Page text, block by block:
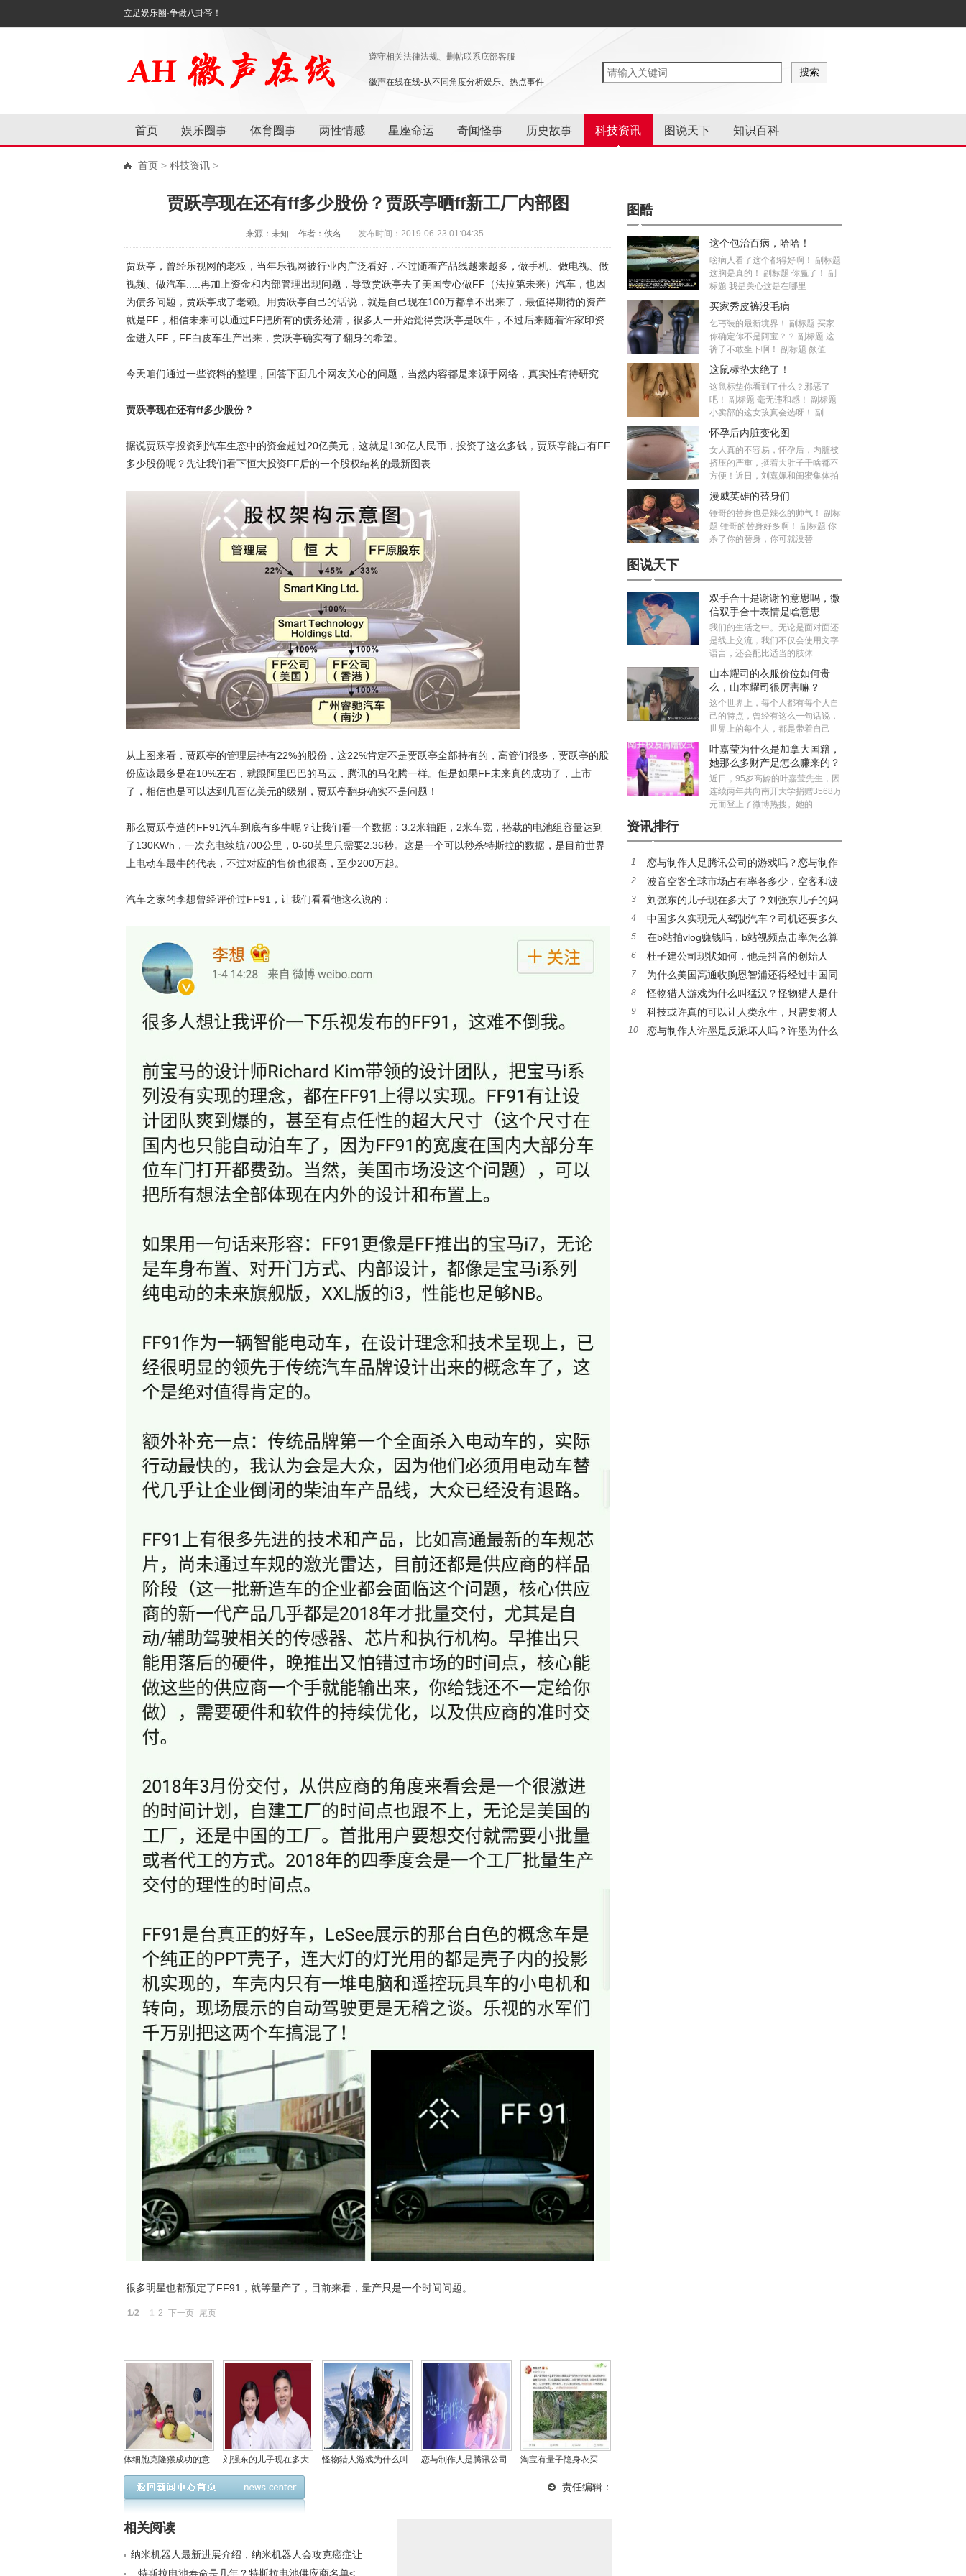
立足娱乐圈·争做八卦帝！
遵守相关法律法规、删帖联系底部客服
徽声在线在线-从不同角度分析娱乐、热点事件
首页 娱乐圈事 体育圈事 两性情感 星座命运 奇闻怪事 历史故事 科技资讯 图说天下 知识百科
首页 > 科技资讯 >
贾跃亭现在还有ff多少股份？贾跃亭晒ff新工厂内部图
来源：未知 作者：佚名 发布时间：2019-06-23 01:04:35
贾跃亭，曾经乐视网的老板，当年乐视网被行业内广泛看好，不过随着产品线越来越多，做手机、做电视、做
视频、做汽车.....再加上资金和内部管理出现问题，导致贾跃亭去了美国专心做FF（法拉第未来）汽车，也因
为债务问题，贾跃亭成了老赖。用贾跃亭自己的话说，就是自己现在100万都拿不出来了，最值得期待的资产
就是FF，相信未来可以通过FF把所有的债务还清，很多人一开始觉得贾跃亭是吹牛，不过后来随着许家印资
金进入FF，FF白皮车生产出来，贾跃亭确实有了翻身的希望。
今天咱们通过一些资料的整理，回答下面几个网友关心的问题，当然内容都是来源于网络，真实性有待研究
贾跃亭现在还有ff多少股份？
据说贾跃亭投资到汽车生态中的资金超过20亿美元，这就是130亿人民币，投资了这么多钱，贾跃亭能占有FF
多少股份呢？先让我们看下恒大投资FF后的一个股权结构的最新图表
从上图来看，贾跃亭的管理层持有22%的股份，这22%肯定不是贾跃亭全部持有的，高管们很多，贾跃亭的股
份应该最多是在10%左右，就跟阿里巴巴的马云，腾讯的马化腾一样。但是如果FF未来真的成功了，上市
了，相信也是可以达到几百亿美元的级别，贾跃亭翻身确实不是问题！
那么贾跃亭造的FF91汽车到底有多牛呢？让我们看一个数据：3.2米轴距，2米车宽，搭载的电池组容量达到
了130KWh，一次充电续航700公里，0-60英里只需要2.36秒。这是一个可以秒杀特斯拉的数据，是目前世界
上电动车最牛的代表，不过对应的售价也很高，至少200万起。
汽车之家的李想曾经评价过FF91，让我们看看他这么说的：
很多明星也都预定了FF91，就等量产了，目前来看，量产只是一个时间问题。
1/2 1 2 下一页 尾页
体细胞克隆猴成功的意
义解读，将大大提高药
物研制效率
刘强东的儿子现在多大
了？刘强东儿子的妈妈
怪物猎人游戏为什么叫
恋与制作人是腾讯公司
淘宝有量子隐身衣买
责任编辑：
相关阅读
纳米机器人最新进展介绍，纳米机器人会攻克癌症让
人长生不老？< /a>
特斯拉电池寿命是几年？特斯拉电池供应商名单<
图酷
这个包治百病，哈哈！
啥病人看了这个都得好啊！ 副标题
这胸是真的！ 副标题 你赢了！ 副
标题 我是关心这是在哪里
买家秀皮裤没毛病
乞丐装的最新境界！ 副标题 买家
你确定你不是阿宝？？ 副标题 这
裤子不敢坐下啊！ 副标题 颜值
这鼠标垫太绝了！
这鼠标垫你看到了什么？邪恶了
吧！ 副标题 毫无违和感！ 副标题
小卖部的这女孩真会选呀！ 副
怀孕后内脏变化图
女人真的不容易，怀孕后，内脏被
挤压的严重，挺着大肚子干啥都不
方便！近日，刘嘉姵和闺蜜集体拍
漫威英雄的替身们
锤哥的替身也是辣么的帅气！ 副标
题 锤哥的替身好多啊！ 副标题 你
杀了你的替身，你可就没替
图说天下
双手合十是谢谢的意思吗，微
信双手合十表情是啥意思
我们的生活之中。无论是面对面还
是线上交流，我们不仅会使用文字
语言，还会配比适当的肢体
山本耀司的衣服价位如何贵
么，山本耀司很厉害嘛？
这个世界上，每个人都有每个人自
己的特点，曾经有这么一句话说，
世界上的每个人，都是带着自己
叶嘉莹为什么是加拿大国籍，
她那么多财产是怎么赚来的？
近日，95岁高龄的叶嘉莹先生，因
连续两年共向南开大学捐赠3568万
元而登上了微博热搜。她的
资讯排行
1
恋与制作人是腾讯公司的游戏吗？恋与制作
人加不了好友咋回事
2
波音空客全球市场占有率各多少，空客和波
音的乘坐感受哪个好？
3
刘强东的儿子现在多大了？刘强东儿子的妈
妈是龚晓京吗
4
中国多久实现无人驾驶汽车？司机还要多久
被无人驾驶取代
5
在b站拍vlog赚钱吗，b站视频点击率怎么算
钱？
6
杜子建公司现状如何，他是抖音的创始人
吗？
7
为什么美国高通收购恩智浦还得经过中国同
意才行？通俗一点说给你听
8
怪物猎人游戏为什么叫猛汉？怪物猎人是什
么类型的游戏
9
科技或许真的可以让人类永生，只需要将人
类的思考方式和记忆转移即可！
10
恋与制作人许墨是反派坏人吗？许墨为什么